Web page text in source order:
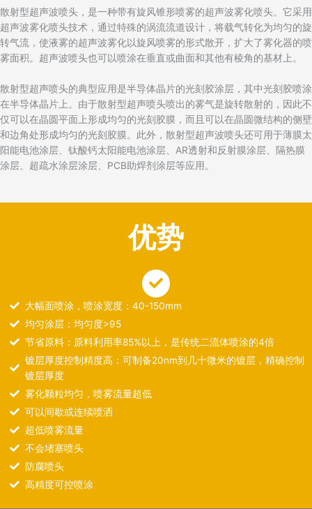
散射型超声波喷头，是一种带有旋风锥形喷雾的超声波雾化喷头。它采用
超声波雾化喷头技术，通过特殊的涡流流道设计，将载气转化为均匀的旋
转气流，使液雾的超声波雾化以旋风喷雾的形式散开，扩大了雾化器的喷
雾面积。超声波喷头也可以喷涂在垂直或曲面和其他有棱角的基材上。
散射型超声喷头的典型应用是半导体晶片的光刻胶涂层，其中光刻胶喷涂
在半导体晶片上。由于散射型超声喷头喷出的雾气是旋转散射的，因此不
仅可以在晶圆平面上形成均匀的光刻胶膜，而且可以在晶圆微结构的侧壁
和边角处形成均匀的光刻胶膜。此外，散射型超声波喷头还可用于薄膜太
阳能电池涂层、钛酸钙太阳能电池涂层、AR透射和反射膜涂层、隔热膜
涂层、超疏水涂层涂层、PCB助焊剂涂层等应用。
优势
大幅面喷涂，喷涂宽度：40-150mm
均匀涂层：均匀度>95
节省原料：原料利用率85%以上，是传统二流体喷涂的4倍
镀层厚度控制精度高：可制备20nm到几十微米的镀层，精确控制
镀层厚度
雾化颗粒均匀，喷雾流量超低
可以间歇或连续喷洒
超低喷雾流量
不会堵塞喷头
防腐喷头
高精度可控喷涂